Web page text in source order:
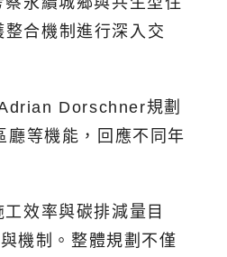
合機制進行深入交
Dorschner規劃
廳等機能，回應不同年
效率與碳排減量目
機制。整體規劃不僅